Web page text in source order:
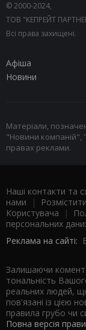
© 2000-2024,
ТОВ "КЕПРЕЙТ
Всі права захищені.
Афіша
Новини
Матеріали,
"Новини компаній",
правах реклами.
Наші контакти та
нами |
Користувача |
персональних
Реклама на сайті:
Залишаючи
тональність
реальних людей,
пов'язані із цією
правила грубо чи
Повна версія